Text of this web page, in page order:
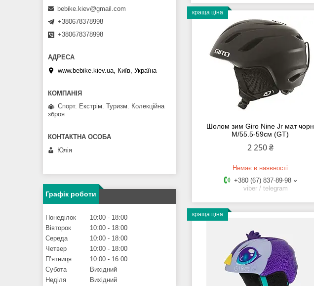
краща ціна
Шолом зим Giro Nine Jr мат чорн
M/55.5-59см (GT)
2 250 ₴
Немає в наявності
+380 (67) 837-89-98
viber / telegram
краща ціна
bebike.kiev@gmail.com
+380678378998
+380678378998
www.bebike.kiev.ua, Київ, Україна
Спорт. Екстрім. Туризм. Колекційна
зброя
Юлія
Графік роботи
Понеділок 10:00
18:00
Вівторок
10:00
18:00
Середа
10:00
18:00
Четвер
10:00
18:00
Пʼятниця
10:00
16:00
Субота
Вихідний
Неділя
Вихідний